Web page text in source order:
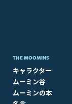
THE MOOMINS
キャラクター
ムーミン谷
ムーミンの本